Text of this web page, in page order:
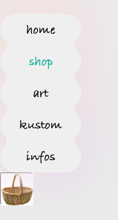
home
shop
art
kustom
infos